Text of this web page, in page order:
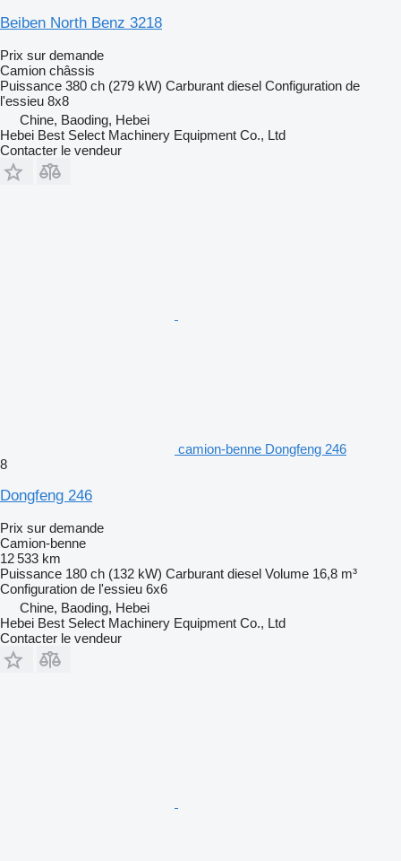
Beiben North Benz 3218
Prix sur demande
Camion châssis
Puissance 380 ch (279 kW) Carburant diesel Configuration de
l'essieu 8x8
Chine, Baoding, Hebei
Hebei Best Select Machinery Equipment Co., Ltd
Contacter le vendeur
camion-benne Dongfeng 246
8
Dongfeng 246
Prix sur demande
Camion-benne
12 533 km
Puissance 180 ch (132 kW) Carburant diesel Volume 16,8 m³
Configuration de l'essieu 6x6
Chine, Baoding, Hebei
Hebei Best Select Machinery Equipment Co., Ltd
Contacter le vendeur